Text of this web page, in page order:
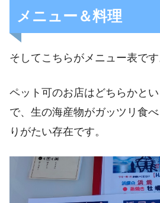
メニュー＆料理
そしてこちらがメニュー表です
ペット可のお店はどちらかと
で、生の海産物がガッツリ食
りがたい存在です。